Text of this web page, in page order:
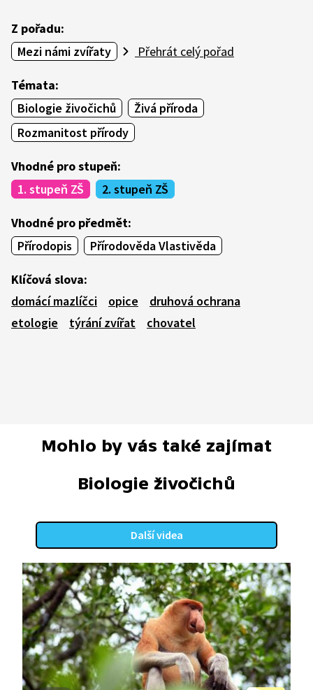
Z pořadu:
Mezi námi zvířaty
Přehrát celý pořad
Témata:
Biologie živočichů
Živá příroda
Rozmanitost přírody
Vhodné pro stupeň:
1. stupeň ZŠ
2. stupeň ZŠ
Vhodné pro předmět:
Přírodopis
Přírodověda Vlastivěda
Klíčová slova:
domácí mazlíčci
opice
druhová ochrana
etologie
týrání zvířat chovatel
Mohlo by vás také zajímat
Biologie živočichů
Další videa